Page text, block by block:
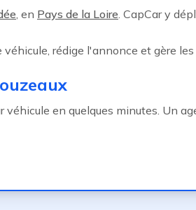
, en Pays de la Loire. CapCar y
rédige l'annonce et gère les
véhicule en quelques minutes. Un